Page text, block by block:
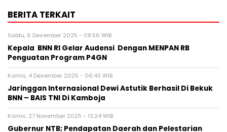
BERITA TERKAIT
Sabtu, 6 Desember 2025 - 08:56 WIB
Kepala BNN RI Gelar Audensi Dengan MENPAN RB
Penguatan Program P4GN
Kamis, 4 Desember 2025 - 06:43 WIB
Jaringgan Internasional Dewi Astutik Berhasil Di Bekuk
BNN – BAIS TNI Di Kamboja
Kamis, 27 November 2025 - 13:24 WIB
Gubernur NTB; Pendapatan Daerah dan Pelestarian